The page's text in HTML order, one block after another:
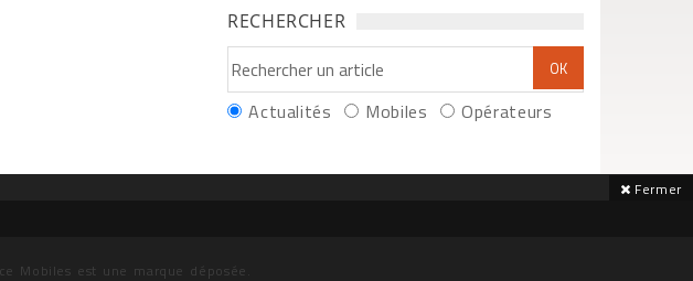
RECHERCHER
Actualités Mobiles Opérateurs
Mobiles est une marque déposée.
Fermer